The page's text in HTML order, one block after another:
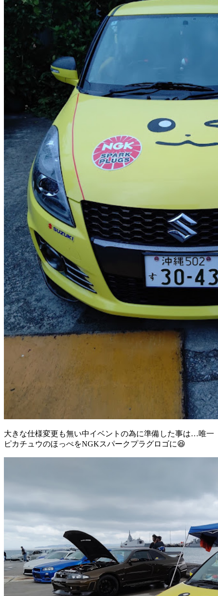
大きな仕様変更も無い中イベントの為に準備した事は…唯一
ピカチュウのほっぺをNGKスパークプラグロゴに😆